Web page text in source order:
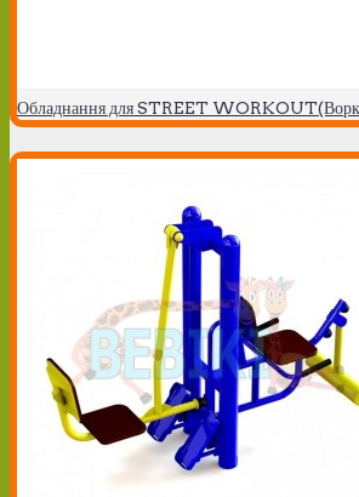
Обладнання для STREET